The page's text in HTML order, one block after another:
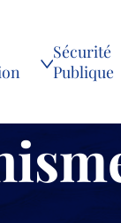
Sécurité
Publique